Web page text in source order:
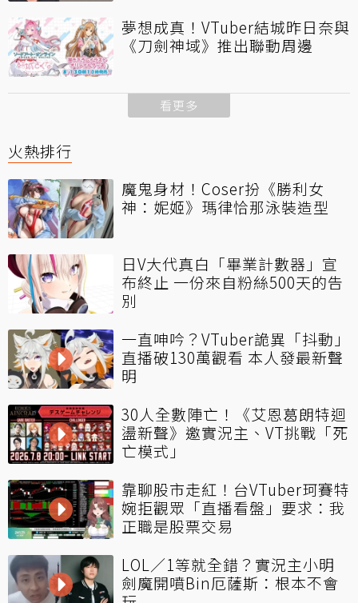
夢想成真！VTuber結城昨日奈與
《刀劍神域》推出聯動周邊
看更多
火熱排行
魔鬼身材！Coser扮《勝利女
神：妮姬》瑪律恰那泳裝造型
日V大代真白「畢業計數器」宣
布終止 一份來自粉絲500天的告
別
一直呻吟？VTuber詭異「抖動」
直播破130萬觀看 本人發最新聲
明
30人全數陣亡！《艾恩葛朗特迴
盪新聲》邀實況主、VT挑戰「死
亡模式」
靠聊股市走紅！台VTuber珂賽特
婉拒觀眾「直播看盤」要求：我
正職是股票交易
LOL／1等就全錯？實況主小明
劍魔開噴Bin厄薩斯：根本不會